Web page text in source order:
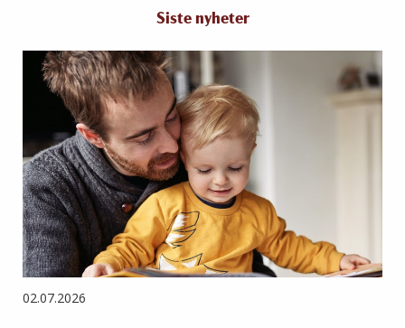
Siste nyheter
02.07.2026